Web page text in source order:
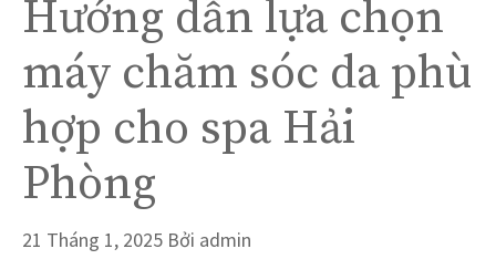
Hướng dẫn lựa chọn
máy chăm sóc da phù
hợp cho spa Hải
Phòng
21 Tháng 1, 2025 Bởi admin